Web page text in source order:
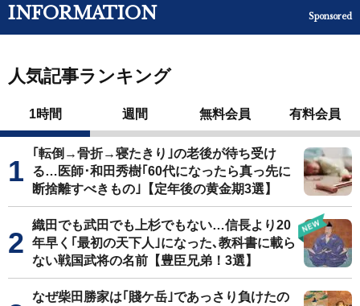
INFORMATION Sponsored
人気記事ランキング
1時間 週間 無料会員 有料会員
｢転倒→骨折→寝たきり｣の老後が待ち受け
る…医師･和田秀樹｢60代になったら真っ先に
断捨離すべきもの｣【定年後の黄金期3選】
織田でも武田でも上杉でもない…信長より20
年早く｢最初の天下人｣になった､教科書に載ら
ない戦国武将の名前【豊臣兄弟！3選】
なぜ柴田勝家は｢賤ケ岳｣であっさり負けたの